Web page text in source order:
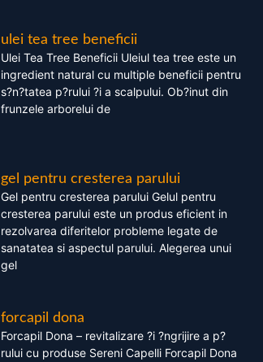
ulei tea tree beneficii
Ulei Tea Tree Beneficii Uleiul tea tree este un
ingredient natural cu multiple beneficii pentru
s?n?tatea p?rului ?i a scalpului. Ob?inut din
frunzele arborelui de
gel pentru cresterea parului
Gel pentru cresterea parului Gelul pentru
cresterea parului este un produs eficient in
rezolvarea diferitelor probleme legate de
sanatatea si aspectul parului. Alegerea unui
gel
forcapil dona
Forcapil Dona – revitalizare ?i ?ngrijire a p?
rului cu produse Sereni Capelli Forcapil Dona